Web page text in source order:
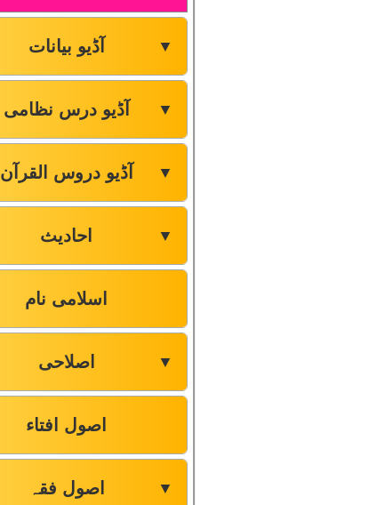
آڈیو بیانات ▼
آڈیو درس نظامی ▼
آڈیو دروس القرآن ▼
احادیث ▼
اسلامی نام
اصلاحی ▼
اصول افتاء
اصول فقہ ▼